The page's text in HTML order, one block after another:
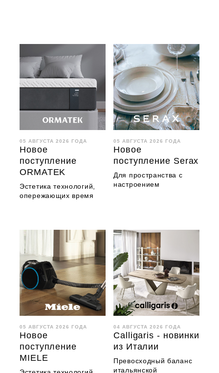
05 АВГУСТА 2026 ГОДА
Новое
поступление
ORMATEK
Эстетика технологий,
опережающих время
05 АВГУСТА 2026 ГОДА
Новое
поступление Serax
Для пространства с
настроением
05 АВГУСТА 2026 ГОДА
Новое
поступление
MIELE
04 АВГУСТА 2026 ГОДА
Calligaris - новинки
из Италии
Превосходный баланс
итальянской